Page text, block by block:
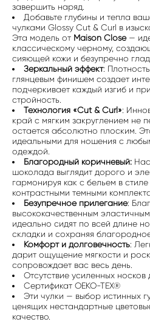
завершить наряд.
Добавьте глубины и тепла
чулками Glossy Cut & Curl в
Эта модель от Maison Close—
классическому черному,
сияющей кожи и безупречно
Зеркальный эффект:
глянцевым финишем создает
подчеркивает каждый изгиб и
стройность.
Технология «Cut & Curl»:
край с мягким закруглением не
остается абсолютно плоским.
идеальными для ношения с
одеждой.
Благородный коричневый:
шоколада выглядит дорого и
гармонируя как с бельем в
контрастными темными
Безупречное прилегание:
высококачественным
идеально сидят по всей длине
складки и сохраняя
Комфорт и долговечность:
дарит ощущение мягкости и
сопровождает вас весь день.
Отсутствие усиленных
Сертификат OEKO-TEX®
Эти чулки — выбор истинных
ценящих нестандартные
качество.